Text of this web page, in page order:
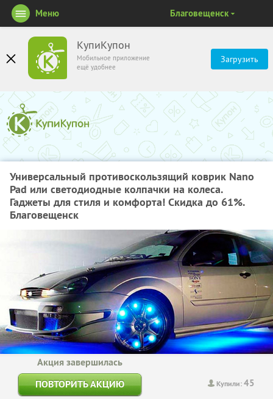
КупиКупон
Мобильное приложение
ещё удобнее
Загрузить
Меню Благовещенск
Универсальный противоскользящий коврик Nano
Pad или светодиодные колпачки на колеса.
Гаджеты для стиля и комфорта! Скидка до 61%.
Благовещенск
Купили:45
Акция завершилась
ПОВТОРИТЬ АКЦИЮ